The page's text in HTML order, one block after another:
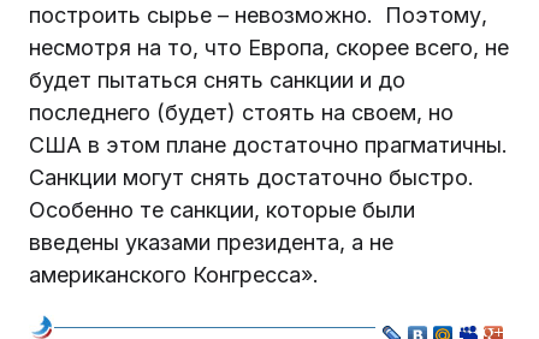
построить сырье – невозможно. Поэтому,
несмотря на то, что Европа, скорее всего, не
будет пытаться снять санкции и до
последнего (будет) стоять на своем, но
США в этом плане достаточно прагматичны.
Санкции могут снять достаточно быстро.
Особенно те санкции, которые были
введены указами президента, а не
американского Конгресса».